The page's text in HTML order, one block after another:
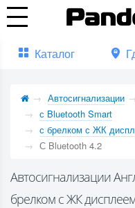
Каталог
Автосигнализации
с Bluetooth Smart
с брелком с ЖК
С Bluetooth 4.2
Автосигнализации
брелком с ЖК